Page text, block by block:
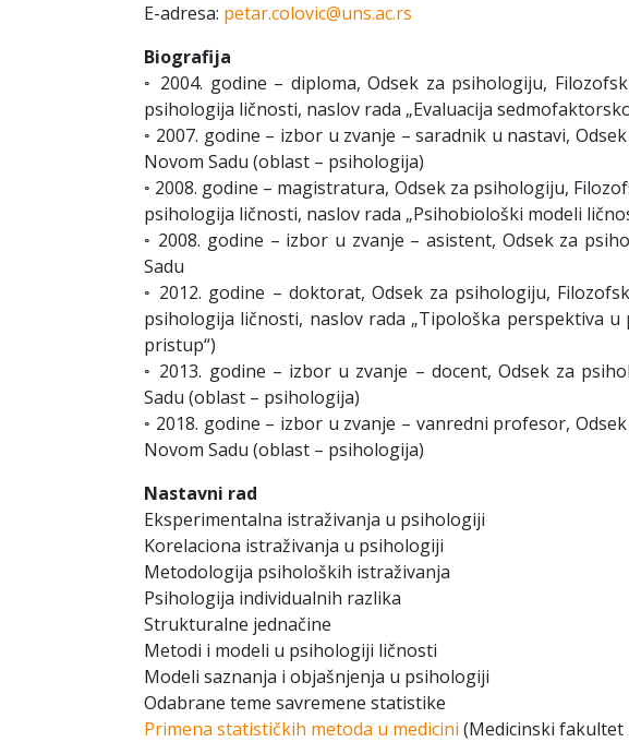
E-adresa: petar.colovic@uns.ac.rs
Biografija
◦ 2004. godine – diploma, Odsek za psihologiju,
psihologija ličnosti, naslov rada „Evaluacija
◦ 2007. godine – izbor u zvanje – saradnik u nastavi,
Novom Sadu (oblast – psihologija)
◦ 2008. godine – magistratura, Odsek za psihologiju,
psihologija ličnosti, naslov rada „Psihobiološki modeli
◦ 2008. godine – izbor u zvanje – asistent, Odsek za
Sadu
◦ 2012. godine – doktorat, Odsek za psihologiju,
psihologija ličnosti, naslov rada „Tipološka perspektiva
pristup“)
◦ 2013. godine – izbor u zvanje – docent, Odsek za
Sadu (oblast – psihologija)
◦ 2018. godine – izbor u zvanje – vanredni profesor,
Novom Sadu (oblast – psihologija)
Nastavni rad
Eksperimentalna istraživanja u psihologiji
Korelaciona istraživanja u psihologiji
Metodologija psiholoških istraživanja
Psihologija individualnih razlika
Strukturalne jednačine
Metodi i modeli u psihologiji ličnosti
Modeli saznanja i objašnjenja u psihologiji
Odabrane teme savremene statistike
Primena statističkih metoda u medicini (Medicinski fakultet